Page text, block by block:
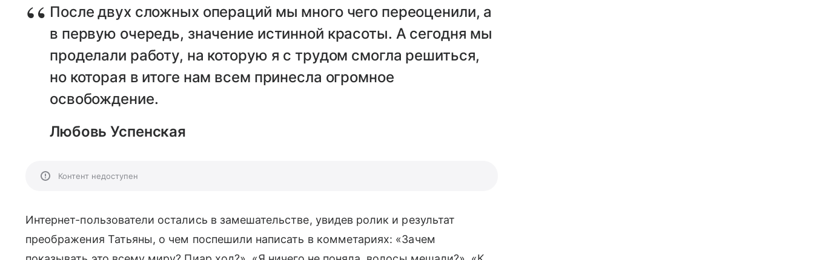
После двух сложных операций мы много чего переоценили, а
в первую очередь, значение истинной красоты. А сегодня мы
проделали работу, на которую я с трудом смогла решиться,
но которая в итоге нам всем принесла огромное
освобождение.
Любовь Успенская
Контент недоступен
Интернет-пользователи остались в замешательстве, увидев ролик и результат
преображения Татьяны, о чем поспешили написать в комметариях: «Зачем